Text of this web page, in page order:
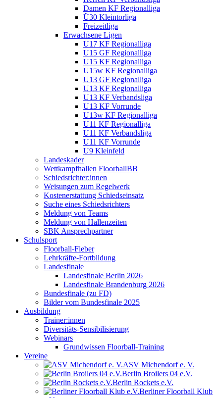
Damen KF Regionalliga
Ü30 Kleintorliga
Freizeitliga
Erwachsene Ligen
U17 KF Regionalliga
U15 GF Regionalliga
U15 KF Regionalliga
U15w KF Regionalliga
U13 GF Regionalliga
U13 KF Regionalliga
U13 KF Verbandsliga
U13 KF Vorrunde
U13w KF Regionalliga
U11 KF Regionalliga
U11 KF Verbandsliga
U11 KF Vorrunde
U9 Kleinfeld
Landeskader
Wettkampfhallen FloorballBB
Schiedsrichter:innen
Weisungen zum Regelwerk
Kostenerstattung Schiedseinsatz
Suche eines Schiedsrichters
Meldung von Teams
Meldung von Hallenzeiten
SBK Ansprechpartner
Schulsport
Floorball-Fieber
Lehrkräfte-Fortbildung
Landesfinale
Landesfinale Berlin 2026
Landesfinale Brandenburg 2026
Bundesfinale (zu FD)
Bilder vom Bundesfinale 2025
Ausbildung
Trainer:innen
Diversitäts-Sensibilisierung
Webinars
Grundwissen Floorball-Training
Vereine
ASV Michendorf e. V.
Berlin Broilers 04 e.V.
Berlin Rockets e.V.
Berliner Floorball Klub